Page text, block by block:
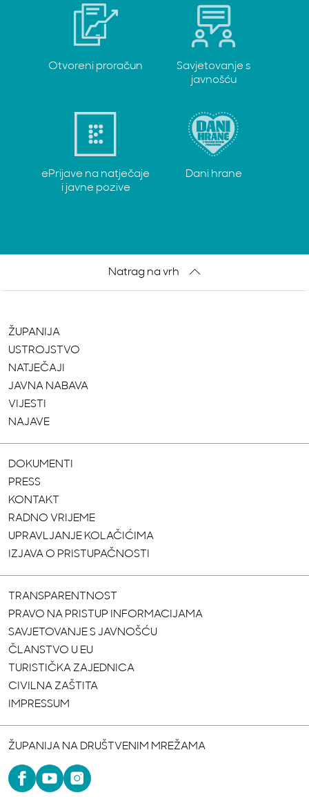
Otvoreni proračun
Savjetovanje s
javnošću
ePrijave na natječaje
i javne pozive
Dani hrane
Natrag na vrh
ŽUPANIJA
USTROJSTVO
NATJEČAJI
JAVNA NABAVA
VIJESTI
NAJAVE
DOKUMENTI
PRESS
KONTAKT
RADNO VRIJEME
UPRAVLJANJE KOLAČIĆIMA
IZJAVA O PRISTUPAČNOSTI
TRANSPARENTNOST
PRAVO NA PRISTUP INFORMACIJAMA
SAVJETOVANJE S JAVNOŠĆU
ČLANSTVO U EU
TURISTIČKA ZAJEDNICA
CIVILNA ZAŠTITA
IMPRESSUM
ŽUPANIJA NA DRUŠTVENIM MREŽAMA